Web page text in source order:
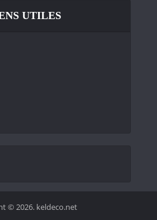
UTILES
© 2026. keldeco.net